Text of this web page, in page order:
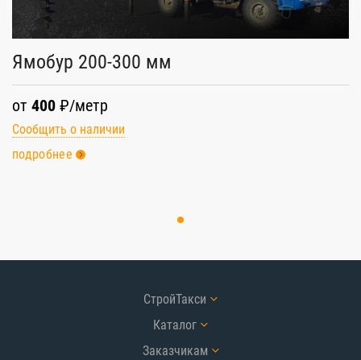
Ямобур 200-300 мм
от 400 ₽/метр
Сообщить о наличии
подробнее
СтройТакси
Каталог
Заказчикам